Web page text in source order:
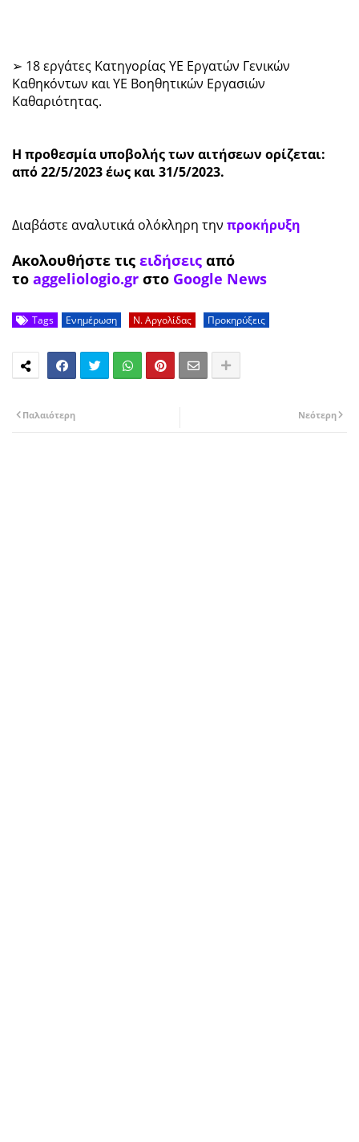
➢ 18 εργάτες Κατηγορίας ΥΕ Εργατών Γενικών
Καθηκόντων και ΥΕ Βοηθητικών Εργασιών
Καθαριότητας.
Η προθεσμία υποβολής των αιτήσεων ορίζεται:
από 22/5/2023 έως και 31/5/2023.
Διαβάστε αναλυτικά ολόκληρη την προκήρυξη
Ακολουθήστε τις ειδήσεις από
το aggeliologio.gr στο Google News
Tags Ενημέρωση Ν. Αργολίδας Προκηρύξεις
Νεότερη
Παλαιότερη